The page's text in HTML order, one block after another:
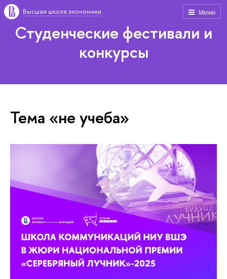
Меню
Высшая школа экономики
Студенческие фестивали и
конкурсы
Тема «не учеба»